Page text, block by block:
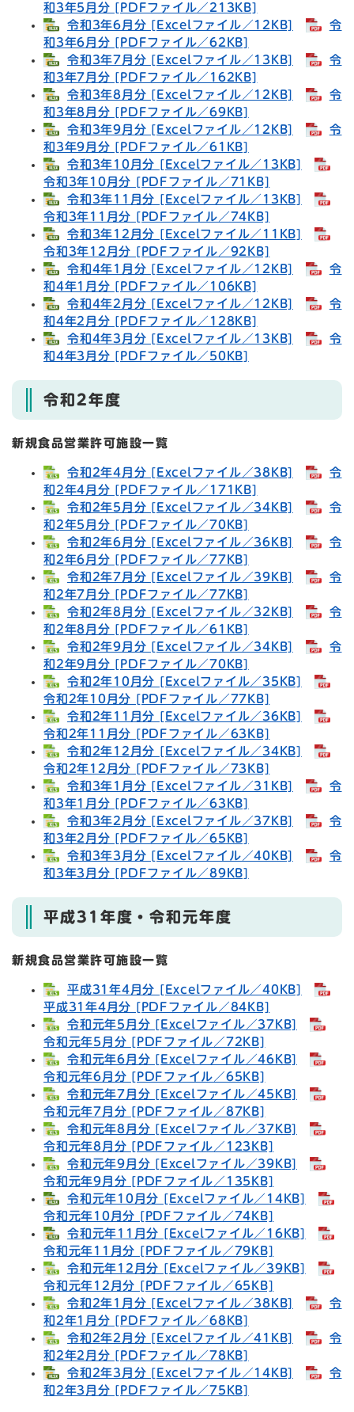
和3年5月分 [PDFファイル／213KB]
令和3年6月分 [Excelファイル／12KB]
令
和3年6月分 [PDFファイル／62KB]
令和3年7月分 [Excelファイル／13KB]
令
和3年7月分 [PDFファイル／162KB]
令和3年8月分 [Excelファイル／12KB]
令
和3年8月分 [PDFファイル／69KB]
令和3年9月分 [Excelファイル／12KB]
令
和3年9月分 [PDFファイル／61KB]
令和3年10月分 [Excelファイル／13KB]
令和3年10月分 [PDFファイル／71KB]
令和3年11月分 [Excelファイル／13KB]
令和3年11月分 [PDFファイル／74KB]
令和3年12月分 [Excelファイル／11KB]
令和3年12月分 [PDFファイル／92KB]
令和4年1月分 [Excelファイル／12KB]
令
和4年1月分 [PDFファイル／106KB]
令和4年2月分 [Excelファイル／12KB]
令
和4年2月分 [PDFファイル／128KB]
令和4年3月分 [Excelファイル／13KB]
令
和4年3月分 [PDFファイル／50KB]
令和2年度
新規食品営業許可施設一覧
令和2年4月分 [Excelファイル／38KB]
令
和2年4月分 [PDFファイル／171KB]
令和2年5月分 [Excelファイル／34KB]
令
和2年5月分 [PDFファイル／70KB]
令和2年6月分 [Excelファイル／36KB]
令
和2年6月分 [PDFファイル／77KB]
令和2年7月分 [Excelファイル／39KB]
令
和2年7月分 [PDFファイル／77KB]
令和2年8月分 [Excelファイル／32KB]
令
和2年8月分 [PDFファイル／61KB]
令和2年9月分 [Excelファイル／34KB]
令
和2年9月分 [PDFファイル／70KB]
令和2年10月分 [Excelファイル／35KB]
令和2年10月分 [PDFファイル／77KB]
令和2年11月分 [Excelファイル／36KB]
令和2年11月分 [PDFファイル／63KB]
令和2年12月分 [Excelファイル／34KB]
令和2年12月分 [PDFファイル／73KB]
令和3年1月分 [Excelファイル／31KB]
令
和3年1月分 [PDFファイル／63KB]
令和3年2月分 [Excelファイル／37KB]
令
和3年2月分 [PDFファイル／65KB]
令和3年3月分 [Excelファイル／40KB]
令
和3年3月分 [PDFファイル／89KB]
平成31年度・令和元年度
新規食品営業許可施設一覧
平成31年4月分 [Excelファイル／40KB]
平成31年4月分 [PDFファイル／84KB]
令和元年5月分 [Excelファイル／37KB]
令和元年5月分 [PDFファイル／72KB]
令和元年6月分 [Excelファイル／46KB]
令和元年6月分 [PDFファイル／65KB]
令和元年7月分 [Excelファイル／45KB]
令和元年7月分 [PDFファイル／87KB]
令和元年8月分 [Excelファイル／37KB]
令和元年8月分 [PDFファイル／123KB]
令和元年9月分 [Excelファイル／39KB]
令和元年9月分 [PDFファイル／135KB]
令和元年10月分 [Excelファイル／14KB]
令和元年10月分 [PDFファイル／74KB]
令和元年11月分 [Excelファイル／16KB]
令和元年11月分 [PDFファイル／79KB]
令和元年12月分 [Excelファイル／39KB]
令和元年12月分 [PDFファイル／65KB]
令和2年1月分 [Excelファイル／38KB]
令
和2年1月分 [PDFファイル／68KB]
令和2年2月分 [Excelファイル／41KB]
令
和2年2月分 [PDFファイル／78KB]
令和2年3月分 [Excelファイル／14KB]
令
和2年3月分 [PDFファイル／75KB]